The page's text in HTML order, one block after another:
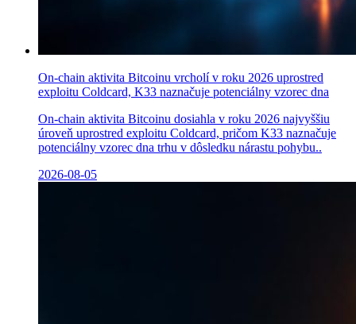
On-chain aktivita Bitcoinu vrcholí v roku 2026 uprostred
exploitu Coldcard, K33 naznačuje potenciálny vzorec dna
On-chain aktivita Bitcoinu dosiahla v roku 2026 najvyššiu
úroveň uprostred exploitu Coldcard, pričom K33 naznačuje
potenciálny vzorec dna trhu v dôsledku nárastu pohybu..
2026-08-05